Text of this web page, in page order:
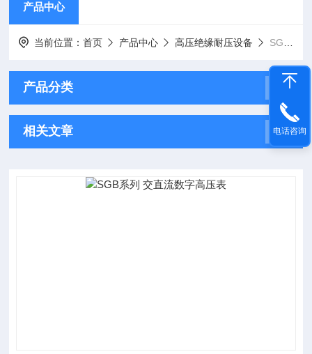
产品中心
当前位置：首页 产品中心 高压绝缘耐压设备 SGB系列交直流数字高压表
产品分类
相关文章 电话咨询